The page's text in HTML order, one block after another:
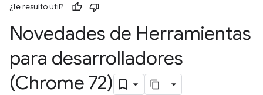
¿Te resultó útil?
Novedades de Herramientas
para desarrolladores
(Chrome 72)